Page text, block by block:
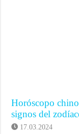
Horóscopo
signos del
17.03.2024